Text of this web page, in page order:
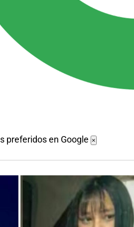
preferidos en Google ×